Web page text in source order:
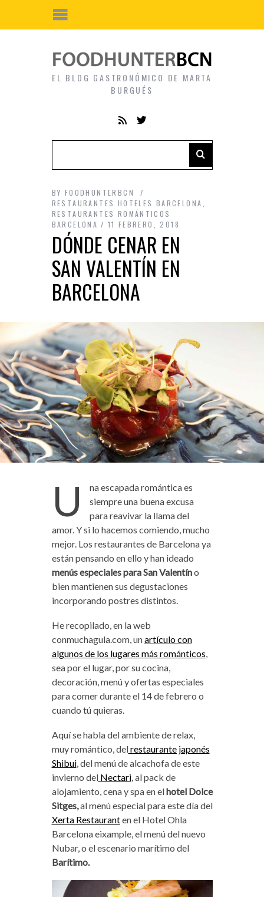
EL BLOG GASTRONÓMICO DE MARTA
BURGUÉS
BY FOODHUNTERBCN
RESTAURANTES HOTELES BARCELONA
RESTAURANTES ROMÁNTICOS
BARCELONA
11 FEBRERO, 2018
DÓNDE CENAR EN
SAN VALENTÍN EN
BARCELONA
U
na escapada romántica es
siempre una buena excusa
para reavivar la llama del
amor. Y si lo hacemos comiendo, mucho
mejor. Los restaurantes de Barcelona ya
están pensando en ello y han ideado
menús especiales para San Valentíno
bien mantienen sus degustaciones
incorporando postres distintos.
He recopilado, en la web
conmuchagula.com, unartículo con
algunos de los lugares más románticos,
sea por el lugar, por su cocina,
decoración, menú y ofertas especiales
para comer durante el 14 de febrero o
cuando tú quieras.
Aquí se habla del ambiente de relax,
muy romántico, delrestaurante japonés
Shibui, del menú de alcachofa de este
invierno delNectari, al pack de
alojamiento, cena y spa en elhotel Dolce
Sitges,al menú especial para este día del
Xerta Restauranten el Hotel Ohla
Barcelona eixample, el menú del nuevo
Nubar, o el escenario marítimo del
Barítimo.